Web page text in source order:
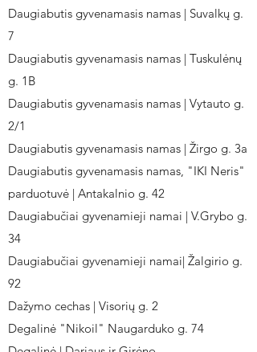
Daugiabutis gyvenamasis namas | Suvalkų g.
7
Daugiabutis gyvenamasis namas | Tuskulėnų
g. 1B
Daugiabutis gyvenamasis namas | Vytauto g.
2/1
Daugiabutis gyvenamasis namas | Žirgo g. 3a
Daugiabutis gyvenamasis namas, "IKI Neris"
parduotuvė | Antakalnio g. 42
Daugiabučiai gyvenamieji namai | V.Grybo g.
34
Daugiabučiai gyvenamieji namai| Žalgirio g.
92
Dažymo cechas | Visorių g. 2
Degalinė "Nikoil" Naugarduko g. 74